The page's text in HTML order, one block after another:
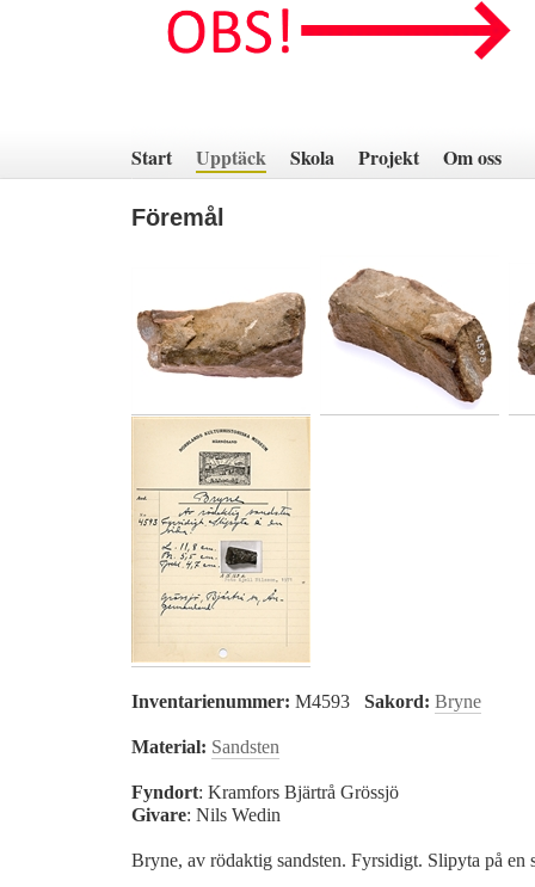
innehåll
Start Upptäck Skola Projekt Om oss
Föremål
Inventarienummer: M4593 Sakord: Bryne
Material: Sandsten
Fyndort: Kramfors Bjärtrå Grössjö
Givare: Nils Wedin
Bryne, av rödaktig sandsten. Fyrsidigt. Slipyta på en